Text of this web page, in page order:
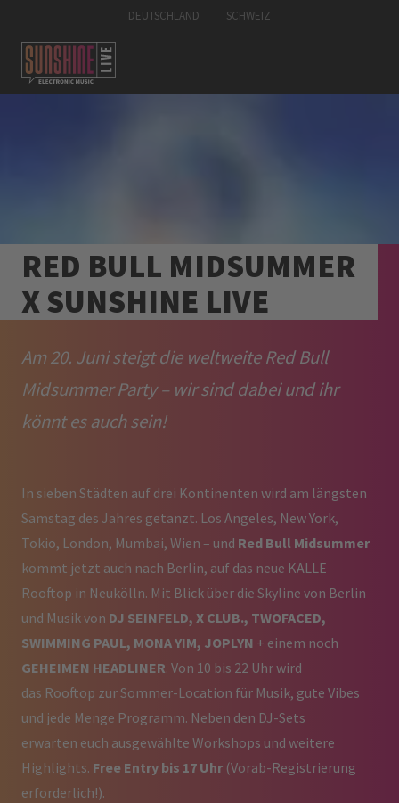
DEUTSCHLAND SCHWEIZ
RED BULL MIDSUMMER
X SUNSHINE LIVE
Am 20. Juni steigt die weltweite Red Bull
Midsummer Party – wir sind dabei und ihr
könnt es auch sein!
In sieben Städten auf drei Kontinenten wird am längsten
Samstag des Jahres getanzt. Los Angeles, New York,
Tokio, London, Mumbai, Wien – und Red Bull Midsummer
kommt jetzt auch nach Berlin, auf das neue KALLE
Rooftop in Neukölln. Mit Blick über die Skyline von Berlin
und Musik von DJ SEINFELD, X CLUB., TWOFACED,
SWIMMING PAUL, MONA YIM, JOPLYN + einem noch
GEHEIMEN HEADLINER. Von 10 bis 22 Uhr wird
das Rooftop zur Sommer-Location für Musik, gute Vibes
und jede Menge Programm. Neben den DJ-Sets
erwarten euch ausgewählte Workshops und weitere
Highlights. Free Entry bis 17 Uhr (Vorab-Registrierung
erforderlich!).